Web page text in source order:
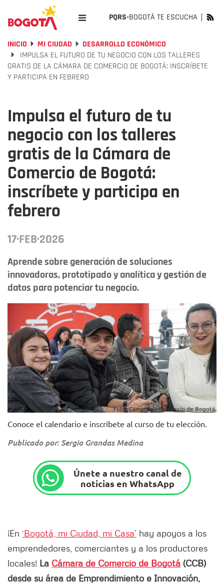
PQRS-BOGOTÁ TE ESCUCHA
INICIO MI CIUDAD
DESARROLLO ECONÓMICO
IMPULSA EL FUTURO DE TU NEGOCIO CON LOS TALLERES
GRATIS DE LA CÁMARA DE COMERCIO DE BOGOTÁ: INSCRÍBETE
Y PARTICIPA EN FEBRERO
Impulsa el futuro de tu
negocio con los talleres
gratis de la Cámara de
Comercio de Bogotá:
inscríbete y participa en
febrero
17·FEB·2026
Aprende sobre generación de soluciones
innovadoras, prototipado y analítica y gestión de
datos para potenciar tu negocio.
Foto: Cámara de Comercio de Bogotá.
Conoce el calendario e inscríbete al curso de tu elección.
Publicado por: Sergio Grandas Medina
Únete a nuestro canal de
noticias en WhatsApp
¡En ‘Bogotá, mi Ciudad, mi Casa’ hay apoyos a los
emprendedores, comerciantes y a los productores
locales! La Cámara de Comercio de Bogotá (CCB)
desde su área de Emprendimiento e Innovación,